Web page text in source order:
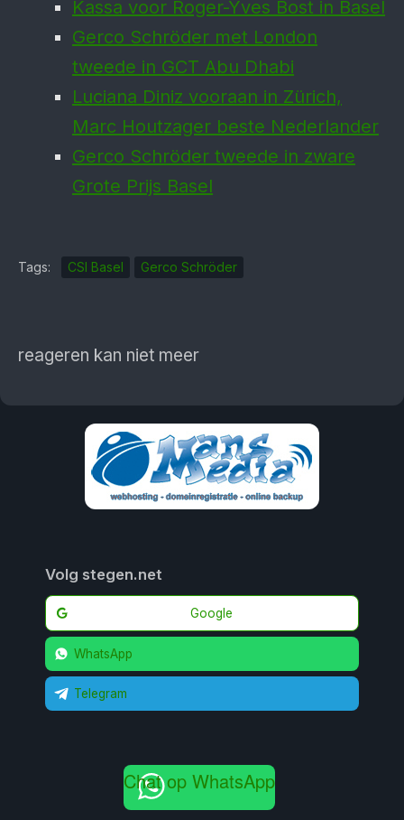
Kassa voor Roger-Yves Bost in Basel
Gerco Schröder met London
tweede in GCT Abu Dhabi
Luciana Diniz vooraan in Zürich,
Marc Houtzager beste Nederlander
Gerco Schröder tweede in zware
Grote Prijs Basel
Tags: CSI Basel Gerco Schröder
reageren kan niet meer
Volg stegen.net
Google
WhatsApp
Telegram
Chat op WhatsApp